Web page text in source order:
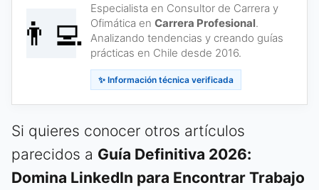
👨‍💻
Especialista en Consultor de Carrera y
Ofimática en Carrera Profesional.
Analizando tendencias y creando guías
prácticas en Chile desde 2016.
✨ Información técnica verificada
Si quieres conocer otros artículos
parecidos a Guía Definitiva 2026:
Domina LinkedIn para Encontrar Trabajo